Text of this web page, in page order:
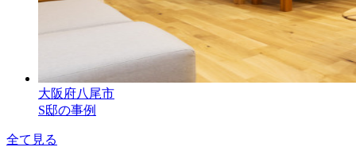
大阪府八尾市
S邸の事例
全て見る